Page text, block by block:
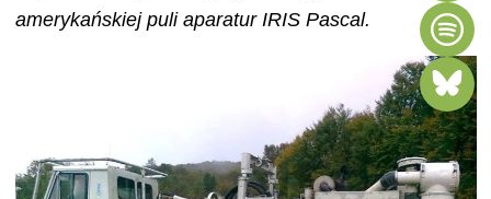
amerykańskiej puli aparatur IRIS Pascal.